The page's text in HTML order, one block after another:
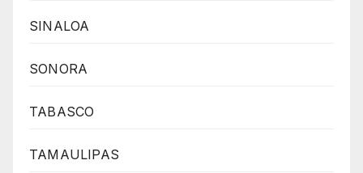
SINALOA
SONORA
TABASCO
TAMAULIPAS